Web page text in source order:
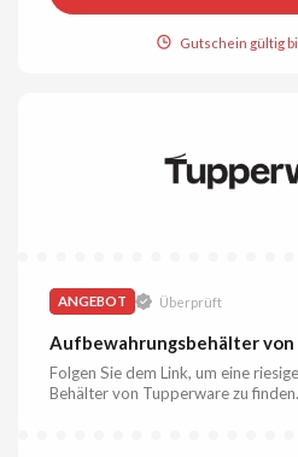
Gutschein gültig
ANGEBOT Überprüft
Aufbewahrungsbehälter von
Folgen Sie dem Link, um eine
Behälter von Tupperware zu finden.